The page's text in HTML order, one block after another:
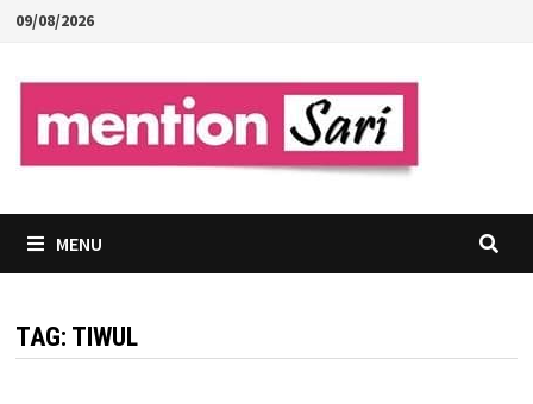
Skip
content
09/08/2026
MENU
TAG: TIWUL